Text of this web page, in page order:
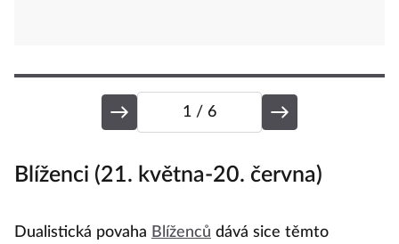
1 / 6
Blíženci (21. května-20. června)
Dualistická povaha Blíženců dává sice těmto